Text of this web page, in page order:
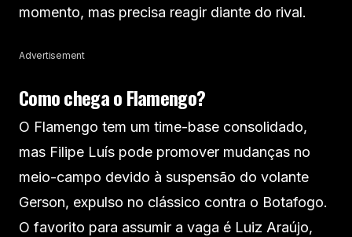
momento, mas precisa reagir diante do rival.
Advertisement
Como chega o Flamengo?
O Flamengo tem um time-base consolidado,
mas Filipe Luís pode promover mudanças no
meio-campo devido à suspensão do volante
Gerson, expulso no clássico contra o Botafogo.
O favorito para assumir a vaga é Luiz Araújo,